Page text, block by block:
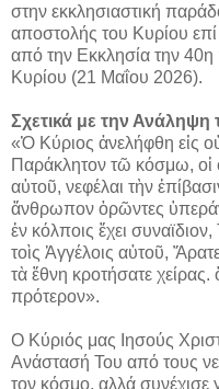
στην εκκλησιαστική
αποστολής του Κυρίου
από την Εκκλησία την
Κυρίου (21 Μαΐου 2026).
Σχετικά με την Ανάληψη
«Ὁ Κύριος ἀνελήφθη εἰς
Παράκλητον τῶ κόσμω, οἱ
αὐτοῦ, νεφέλαι τὴν
ἄνθρωπον ὁρῶντες
ἐν κόλποις ἔχει
τοὶς Ἀγγέλοις αὐτοῦ,
τὰ ἔθνη κροτήσατε
πρότερον».
Ο Κύριός μας Ιησούς
Ανάστασή Του από τους
τον κόσμο, αλλά συνέχισε